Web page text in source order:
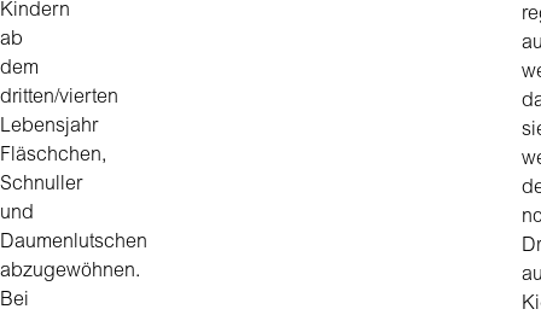
Kindern
ab
dem
dritten/vierten
Lebensjahr
Fläschchen,
Schnuller
und
Daumenlutschen
abzugewöhnen.
Bei